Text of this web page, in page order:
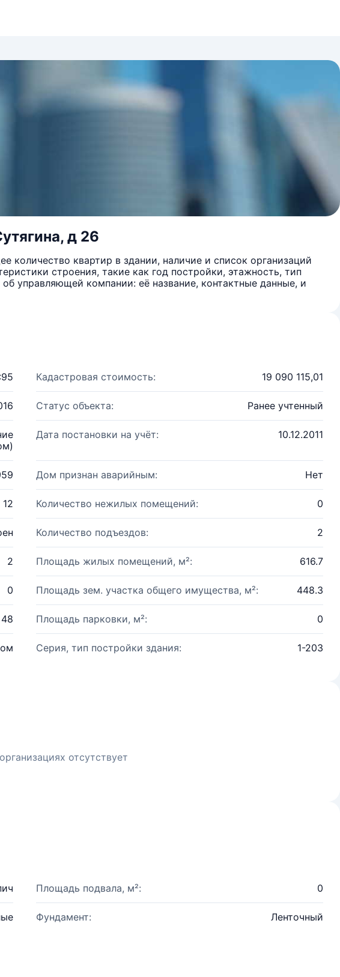
д 26
квартир в здании, наличие и список организаций
строения, такие как год постройки, этажность, тип
управляющей компании: её название, контактные данные, и
Кадастровая стоимость: 19 090 115,01
Статус объекта: Ранее учтенный
Дата постановки на учёт: 10.12.2011
Дом признан аварийным: Нет
12 Количество нежилых помещений: 0
Количество подъездов: 2
2 Площадь жилых помещений, м²: 616.7
0 Площадь зем. участка общего имущества, м²: 448.3
48 Площадь парковки, м²: 0
Серия, тип постройки здания: 1-203
отсутствует
Площадь подвала, м²: 0
Фундамент: Ленточный